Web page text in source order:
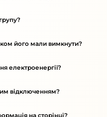
його мали вимкнути?
електроенергії?
відключенням?
на сторінці?